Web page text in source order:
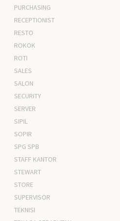
PURCHASING
RECEPTIONIST
RESTO
ROKOK
ROTI
SALES
SALON
SECURITY
SERVER
SIPIL
SOPIR
SPG SPB
STAFF KANTOR
STEWART
STORE
SUPERVISOR
TEKNISI